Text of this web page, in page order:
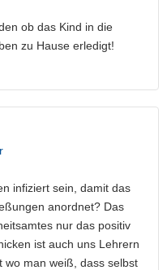
ob das Kind in die
zu Hause erledigt!
infiziert sein, damit das
anordnet? Das
nur das positiv
ist auch uns Lehrern
wo man weiß, dass selbst